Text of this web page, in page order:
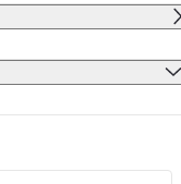
PÁ SO NE